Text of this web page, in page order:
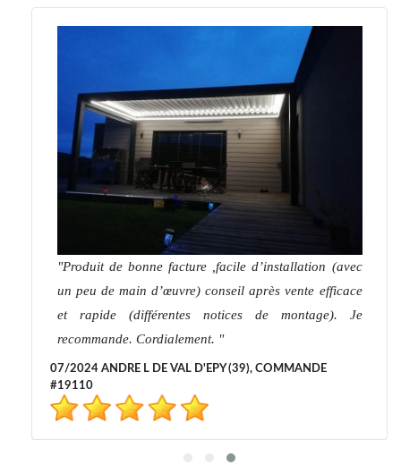
Produit de bonne facture ,facile d’installation (avec
un peu de main d’œuvre) conseil après vente efficace
et rapide (différentes notices de montage). Je
recommande. Cordialement.
07/2024 ANDRE L DE VAL D'EPY (39), COMMANDE
#19110